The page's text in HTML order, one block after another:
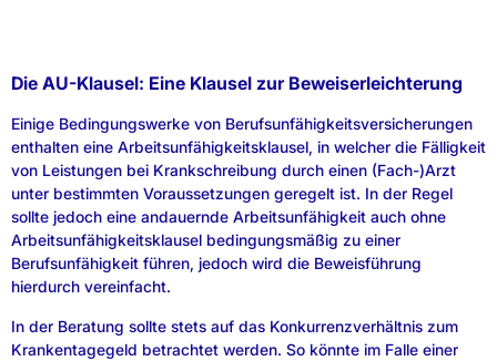
Die AU-Klausel: Eine Klausel zur Beweiserleichterung
Einige Bedingungswerke von Berufsunfähigkeitsversicherungen
enthalten eine Arbeitsunfähigkeitsklausel, in welcher die Fälligkeit
von Leistungen bei Krankschreibung durch einen (Fach-)Arzt
unter bestimmten Voraussetzungen geregelt ist. In der Regel
sollte jedoch eine andauernde Arbeitsunfähigkeit auch ohne
Arbeitsunfähigkeitsklausel bedingungsmäßig zu einer
Berufsunfähigkeit führen, jedoch wird die Beweisführung
hierdurch vereinfacht.
In der Beratung sollte stets auf das Konkurrenzverhältnis zum
Krankentagegeld betrachtet werden. So könnte im Falle einer